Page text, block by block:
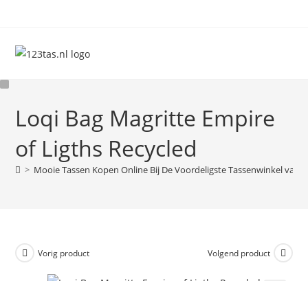
inhoud
Loqi Bag Magritte Empire
of Ligths Recycled
> Mooie Tassen Kopen Online Bij De Voordeligste Tassenwinkel van
Vorig product Volgend product